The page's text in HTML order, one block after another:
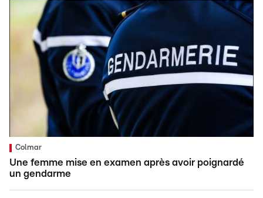
Colmar
Une femme mise en examen après avoir poignardé
un gendarme